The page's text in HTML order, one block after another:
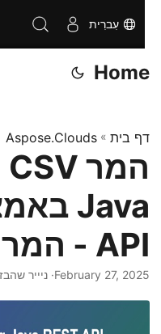
עִברִית
Home
דף בית»
Aspose.Clouds
API - המרה קלה ויעילה
February 27, 2025· ניייר שהבז · 5 דקות